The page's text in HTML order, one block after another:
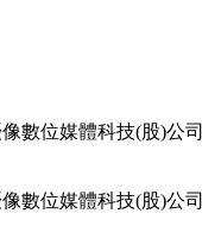
數位媒體科技(股)公司
數位媒體科技(股)公司